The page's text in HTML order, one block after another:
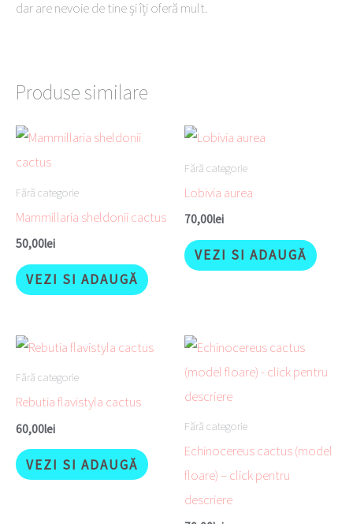
dar are nevoie de tine și îți oferă mult.
Produse similare
Fără categorie
Mammillaria sheldonii cactus
50,00lei
VEZI SI ADAUGĂ
Fără categorie
Lobivia aurea
70,00lei
VEZI SI ADAUGĂ
Fără categorie
Rebutia flavistyla cactus
60,00lei
VEZI SI ADAUGĂ
Fără categorie
Echinocereus cactus (model
floare) – click pentru
descriere